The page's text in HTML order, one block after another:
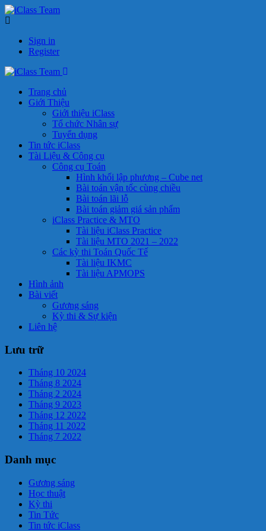
Sign in
Register
Trang chủ
Giới Thiệu
Giới thiệu iClass
Tổ chức Nhân sự
Tuyển dụng
Tin tức iClass
Tài Liệu & Công cụ
Công cụ Toán
Hình khối lập phương – Cube net
Bài toán vận tốc cùng chiều
Bài toán lãi lỗ
Bài toán giảm giá sản phẩm
iClass Practice & MTO
Tài liệu iClass Practice
Tài liệu MTO 2021 – 2022
Các kỳ thi Toán Quốc Tế
Tài liệu IKMC
Tài liệu APMOPS
Hình ảnh
Bài viết
Gương sáng
Kỳ thi & Sự kiện
Liên hệ
Lưu trữ
Tháng 10 2024
Tháng 8 2024
Tháng 2 2024
Tháng 9 2023
Tháng 12 2022
Tháng 11 2022
Tháng 7 2022
Danh mục
Gương sáng
Học thuật
Kỳ thi
Tin Tức
Tin tức iClass